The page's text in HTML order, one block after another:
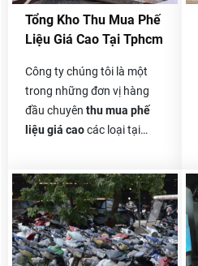
khí ăn mòn,... Trường
hợp này bạn nên chọn
các cơ sở thanh lý máy
móc cũ để bán các máy
móc này.
Tổng Kho Thu Mua Phế
Liệu Giá Cao Tại Tphcm
Công ty chúng tôi là một
trong những đơn vị hàng
đầu chuyên thu mua phế
liệu giá caocác loại tại
mua phế liệucủa các công
ty và doanh nghiệp lớn nhỏ
trong và ngoài nước rất
mong được sự hợp tác lâu